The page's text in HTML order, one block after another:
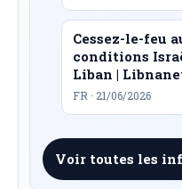
Cessez-le-feu
conditions
Liban |
FR · 21/06/2026
Voir toutes les